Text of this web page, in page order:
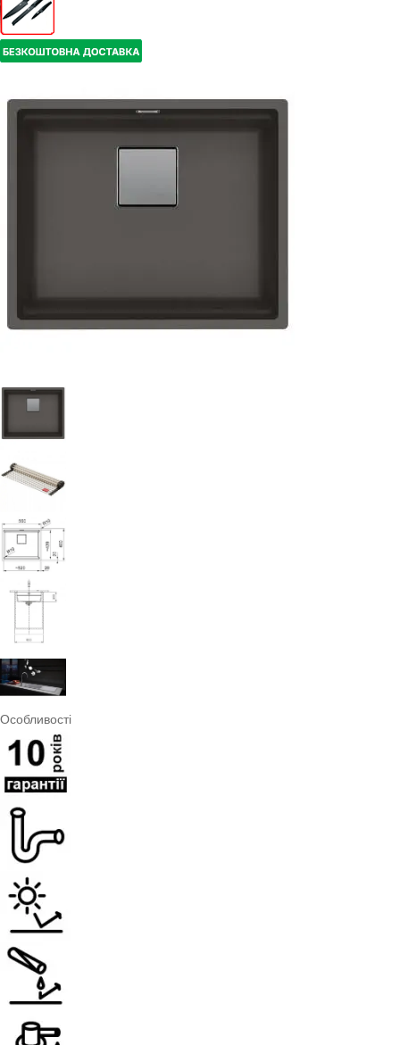
Особливості